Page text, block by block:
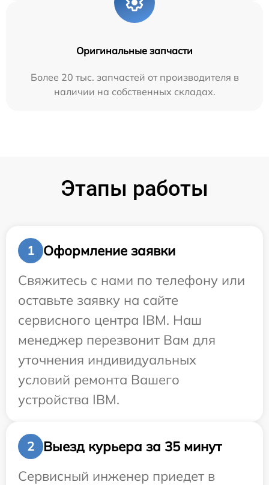
Оригинальные запчасти
Более 20 тыс. запчастей от производителя в
наличии на собственных складах.
Этапы работы
1
Оформление заявки
Свяжитесь с нами по телефону или
оставьте заявку на сайте
сервисного центра IBM. Наш
менеджер перезвонит Вам для
уточнения индивидуальных
условий ремонта Вашего
устройства IBM.
2
Выезд курьера за 35 минут
Сервисный инженер приедет в